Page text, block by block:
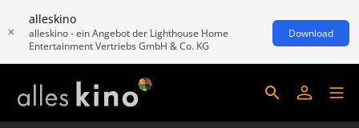
alleskino
alleskino - ein Angebot der Lighthouse Home
Entertainment Vertriebs GmbH & Co. KG
Download